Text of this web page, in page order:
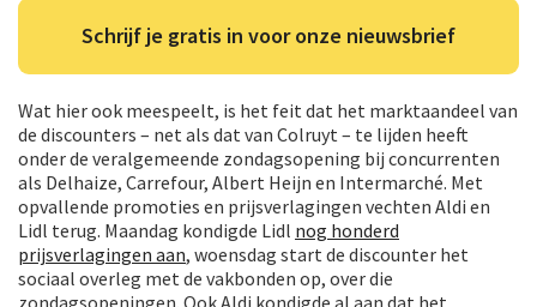
Schrijf je gratis in voor onze nieuwsbrief
Wat hier ook meespeelt, is het feit dat het marktaandeel van
de discounters – net als dat van Colruyt – te lijden heeft
onder de veralgemeende zondagsopening bij concurrenten
als Delhaize, Carrefour, Albert Heijn en Intermarché. Met
opvallende promoties en prijsverlagingen vechten Aldi en
Lidl terug. Maandag kondigde Lidl nog honderd
prijsverlagingen aan, woensdag start de discounter het
sociaal overleg met de vakbonden op, over die
zondagsopeningen. Ook Aldi kondigde al aan dat het